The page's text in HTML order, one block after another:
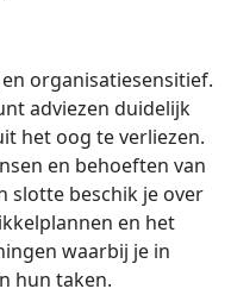
organisatiesensitief.
adviezen duidelijk
het oog te verliezen.
en behoeften van
slotte beschik je over
en het
waarbij je in
hun taken.